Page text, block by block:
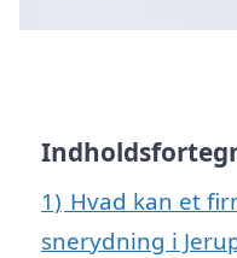
1) Hvad kan et
snerydning i